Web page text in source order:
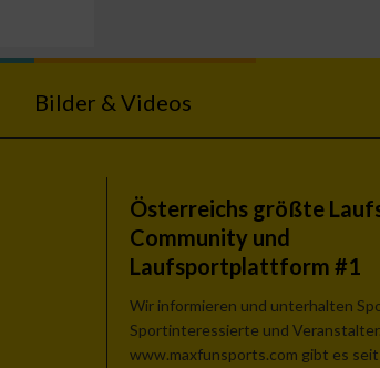
Bilder & Videos
Österreichs größte
Community und
Laufsportplattform #1
Wir informieren und unterhalten
Sportinteressierte und Veranstalter.
www.maxfunsports.com gibt es